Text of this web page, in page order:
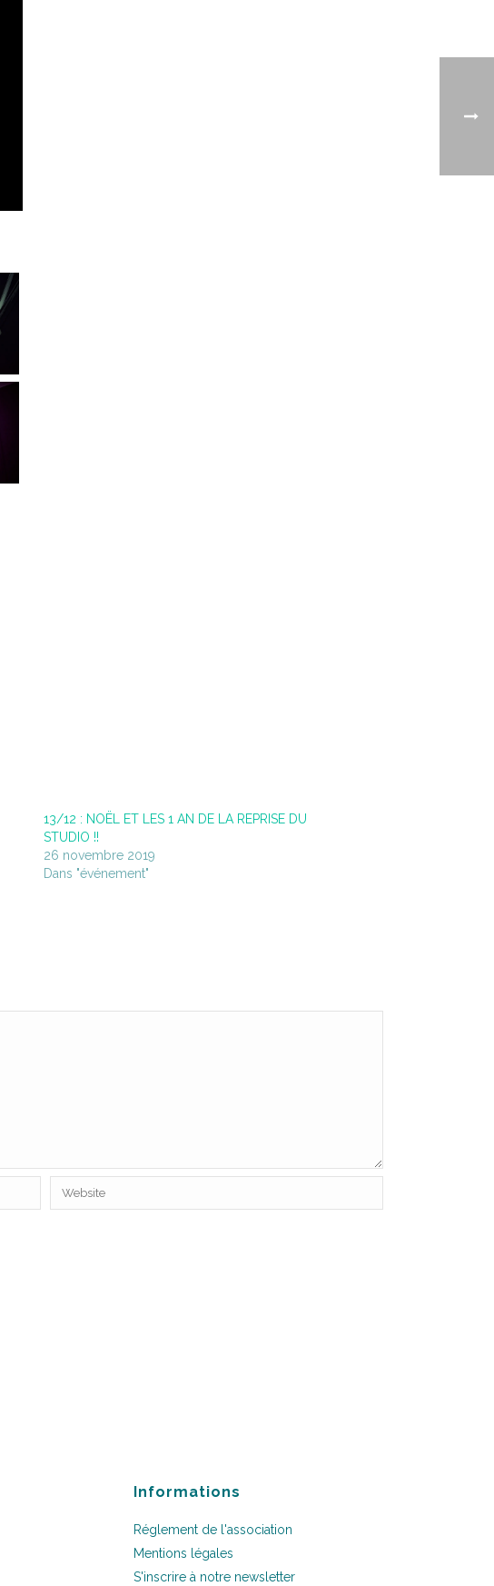
13/12 : NOËL ET LES 1 AN DE LA REPRISE DU
STUDIO !!
26 novembre 2019
Dans "événement"
Informations
Réglement de l'association
Mentions légales
S'inscrire à notre newsletter